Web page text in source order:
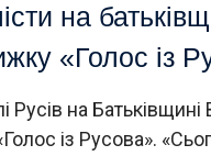
на
«Голос із
Русів на
із Русова».